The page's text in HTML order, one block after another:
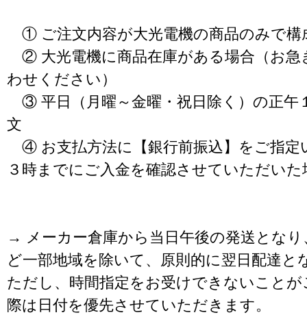
① ご注文内容が大光電機の商品のみで構
② 大光電機に商品在庫がある場合（お急
わせください）
③ 平日（月曜～金曜・祝日除く）の正午
文
④ お支払方法に【銀行前振込】をご指定
３時までにご入金を確認させていただいた
→ メーカー倉庫から当日午後の発送となり
ど一部地域を除いて、原則的に翌日配達と
ただし、時間指定をお受けできないこと
際は日付を優先させていただきます。